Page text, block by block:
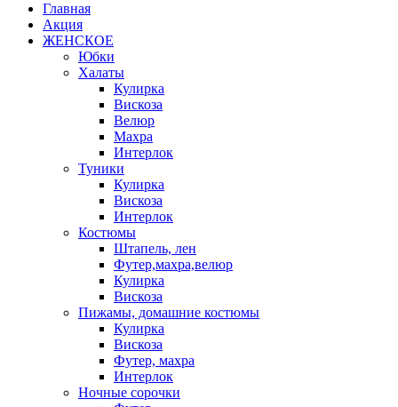
Главная
Акция
ЖЕНСКОЕ
Юбки
Халаты
Кулирка
Вискоза
Велюр
Махра
Интерлок
Туники
Кулирка
Вискоза
Интерлок
Костюмы
Штапель, лен
Футер,махра,велюр
Кулирка
Вискоза
Пижамы, домашние костюмы
Кулирка
Вискоза
Футер, махра
Интерлок
Ночные сорочки